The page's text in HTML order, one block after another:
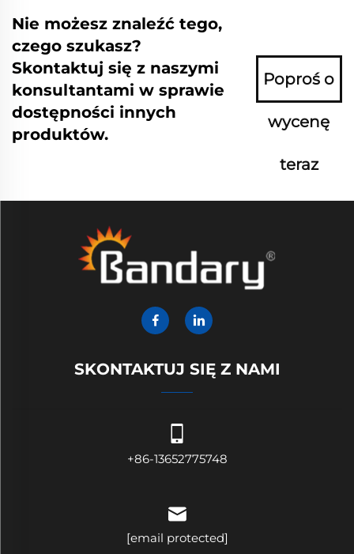
Nie możesz znaleźć tego,
czego szukasz?
Skontaktuj się z naszymi
konsultantami w sprawie
dostępności innych
produktów.
Poproś o
wycenę
teraz
SKONTAKTUJ SIĘ Z NAMI
+86-13652775748
[email protected]